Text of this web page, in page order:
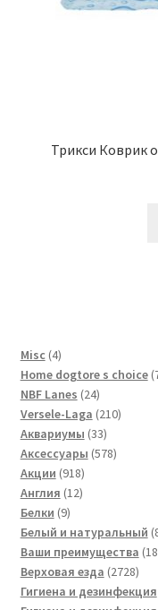
Трикси Коврик
Misc 44
товара
Home dogtore s choice
NBF Lanes 2424
товара
Versele-Laga 210210
Аквариумы 3333
товара
Аксессуары 578578
Акции 918918
товаров
Англия 1212
Белки 99
товаров
Белый и натуральный
Ваши преимущества
Верховая езда 27282728
Гигиена и дезинфекция